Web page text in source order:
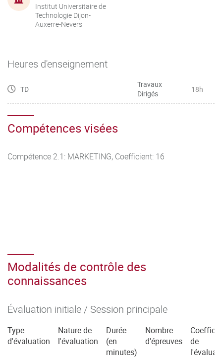
Institut Universitaire de
Technologie Dijon-
Auxerre-Nevers
Heures d'enseignement
TD
Travaux
Dirigés
18h
Compétences visées
Compétence 2.1: MARKETING, Coefficient: 16
Modalités de contrôle des
connaissances
Évaluation initiale / Session principale
Type
d'évaluation
Nature de
l'évaluation
Durée
(en
minutes)
Nombre
d'épreuves
de